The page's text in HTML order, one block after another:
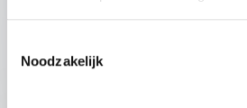
Noodzakelijk
Je ontdekt hoe je met
houding, taalgebruik en
45 minuten